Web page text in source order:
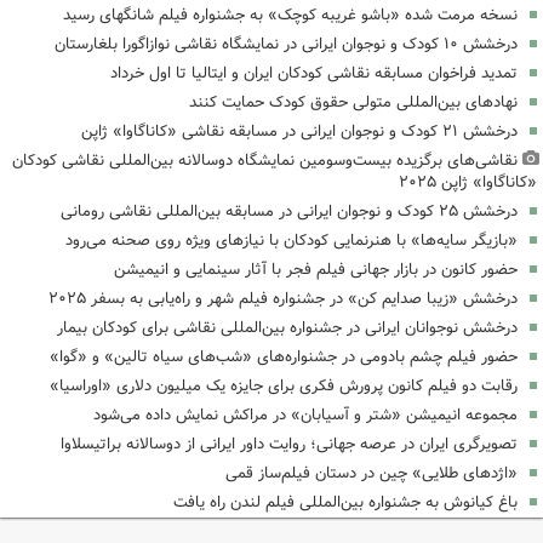
نسخه مرمت شده «باشو غریبه کوچک» به جشنواره فیلم شانگهای رسید
درخشش ۱۰ کودک و نوجوان ایرانی در نمایشگاه نقاشی نوازاگورا بلغارستان
تمدید فراخوان مسابقه نقاشی کودکان ایران و ایتالیا تا اول خرداد
نهادهای بین‌المللی متولی حقوق کودک‌ حمایت کنند
درخشش ۲۱ کودک و نوجوان ایرانی در مسابقه نقاشی «کاناگاوا» ژاپن
نقاشی‌های برگزیده بیست‌وسومین نمایشگاه دوسالانه بین‌المللی نقاشی کودکان
«کاناگاوا» ژاپن ۲۰۲۵
درخشش ۲۵ کودک و نوجوان ایرانی در مسابقه بین‌المللی نقاشی رومانی
«بازیگر سایه‌ها» با هنرنمایی کودکان با نیازهای ویژه روی صحنه می‌رود
حضور کانون در بازار جهانی فیلم فجر با آثار سینمایی و انیمیشن
درخشش «زیبا صدایم کن» در جشنواره فیلم شهر و راه‌یابی به بسفر ۲۰۲۵
درخشش نوجوانان ایرانی در جشنواره بین‌المللی نقاشی برای کودکان بیمار
حضور فیلم چشم بادومی در جشنواره‌های «شب‌های سیاه تالین» و «گوا»
رقابت دو فیلم کانون پرورش فکری برای جایزه یک میلیون دلاری «اوراسیا»
مجموعه انیمیشن «شتر و آسیابان» در مراکش نمایش داده می‌شود
تصویرگری ایران در عرصه جهانی؛ روایت داور ایرانی از دوسالانه براتیسلاوا
«اژدهای طلایی» چین در دستان فیلم‌ساز قمی
باغ کیانوش به جشنواره بین‌المللی فیلم لندن راه یافت